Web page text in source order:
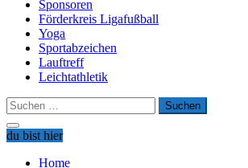
Sponsoren
Förderkreis Ligafußball
Yoga
Sportabzeichen
Lauftreff
Leichtathletik
Suchen
nach:
du bist hier
Home